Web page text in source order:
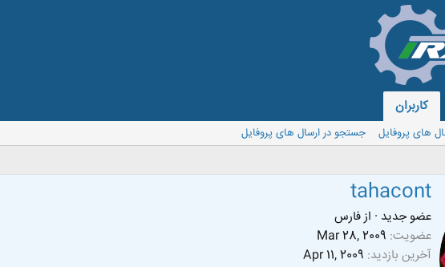
کاربران
های پروفایل
جستجو در ارسال های پروفایل
tahacont
عضو جدید · ازفارس
عضویت Mar 28, 2009
آخرین بازدید Apr 11, 2009